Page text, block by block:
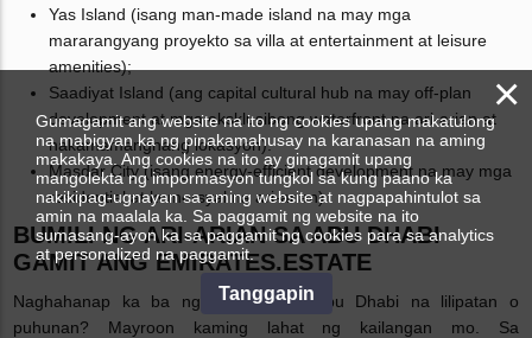
Yas Island (isang man-made island na may mga
mararangyang proyekto sa villa at entertainment at leisure
amenities);
Saadiyat Island (ang capital cultural hub na may off-plan
development at mga eksklusibong waterfront na ari-arian at
nakamamanghang lokasyon).
Masdar City (isang energy-efficient development na may mga
residential at komersyal na ari-arian).
BUMILI NG ARI-ARIAN SA ABU DHABI
GAMIT ANG EMIRATES.ESTATE
Naghahanap ka ba ng ari-arian sa Abu Dhabi na lilipatan o
puhunan? Mayroon kaming lahat ng kailangan mo. Sa
×
Gumagamit ang website na ito ng cookies upang makatulong
na mabigyan ka ng pinakamahusay na karanasan na aming
makakaya. Ang cookies na ito ay ginagamit upang
mangolekta ng impormasyon tungkol sa kung paano ka
nakikipag-ugnayan sa aming website at nagpapahintulot sa
amin na maalala ka. Sa paggamit ng website na ito
sumasang-ayon ka sa paggamit ng cookies para sa analytics
at personalized na paggamit.
Tanggapin